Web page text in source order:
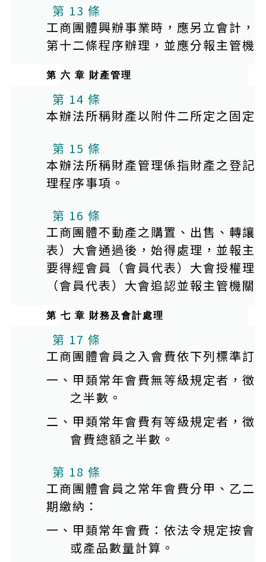
第 13 條
工商團體興辦事業時，應另立會計，
第十二條程序辦理，並應分報主管機
第 六 章 財產管理
本條文有附件
第 14 條
本辦法所稱財產以附件二所定之固定
第 15 條
本辦法所稱財產管理係指財產之登記
理程序事項。
第 16 條
工商團體不動產之購置、出售、轉讓
表）大會通過後，始得處理，並報主
要得經會員（會員代表）大會授權理
（會員代表）大會追認並報主管機關
第 七 章 財務及會計處理
第 17 條
工商團體會員之入會費依下列標準訂
一、甲類常年會費無等級規定者，徵
之半數。
二、甲類常年會費有等級規定者，徵
會費總額之半數。
第 18 條
工商團體會員之常年會費分甲、乙二
期繳納：
一、甲類常年會費：依法令規定按會
或產品數量計算。